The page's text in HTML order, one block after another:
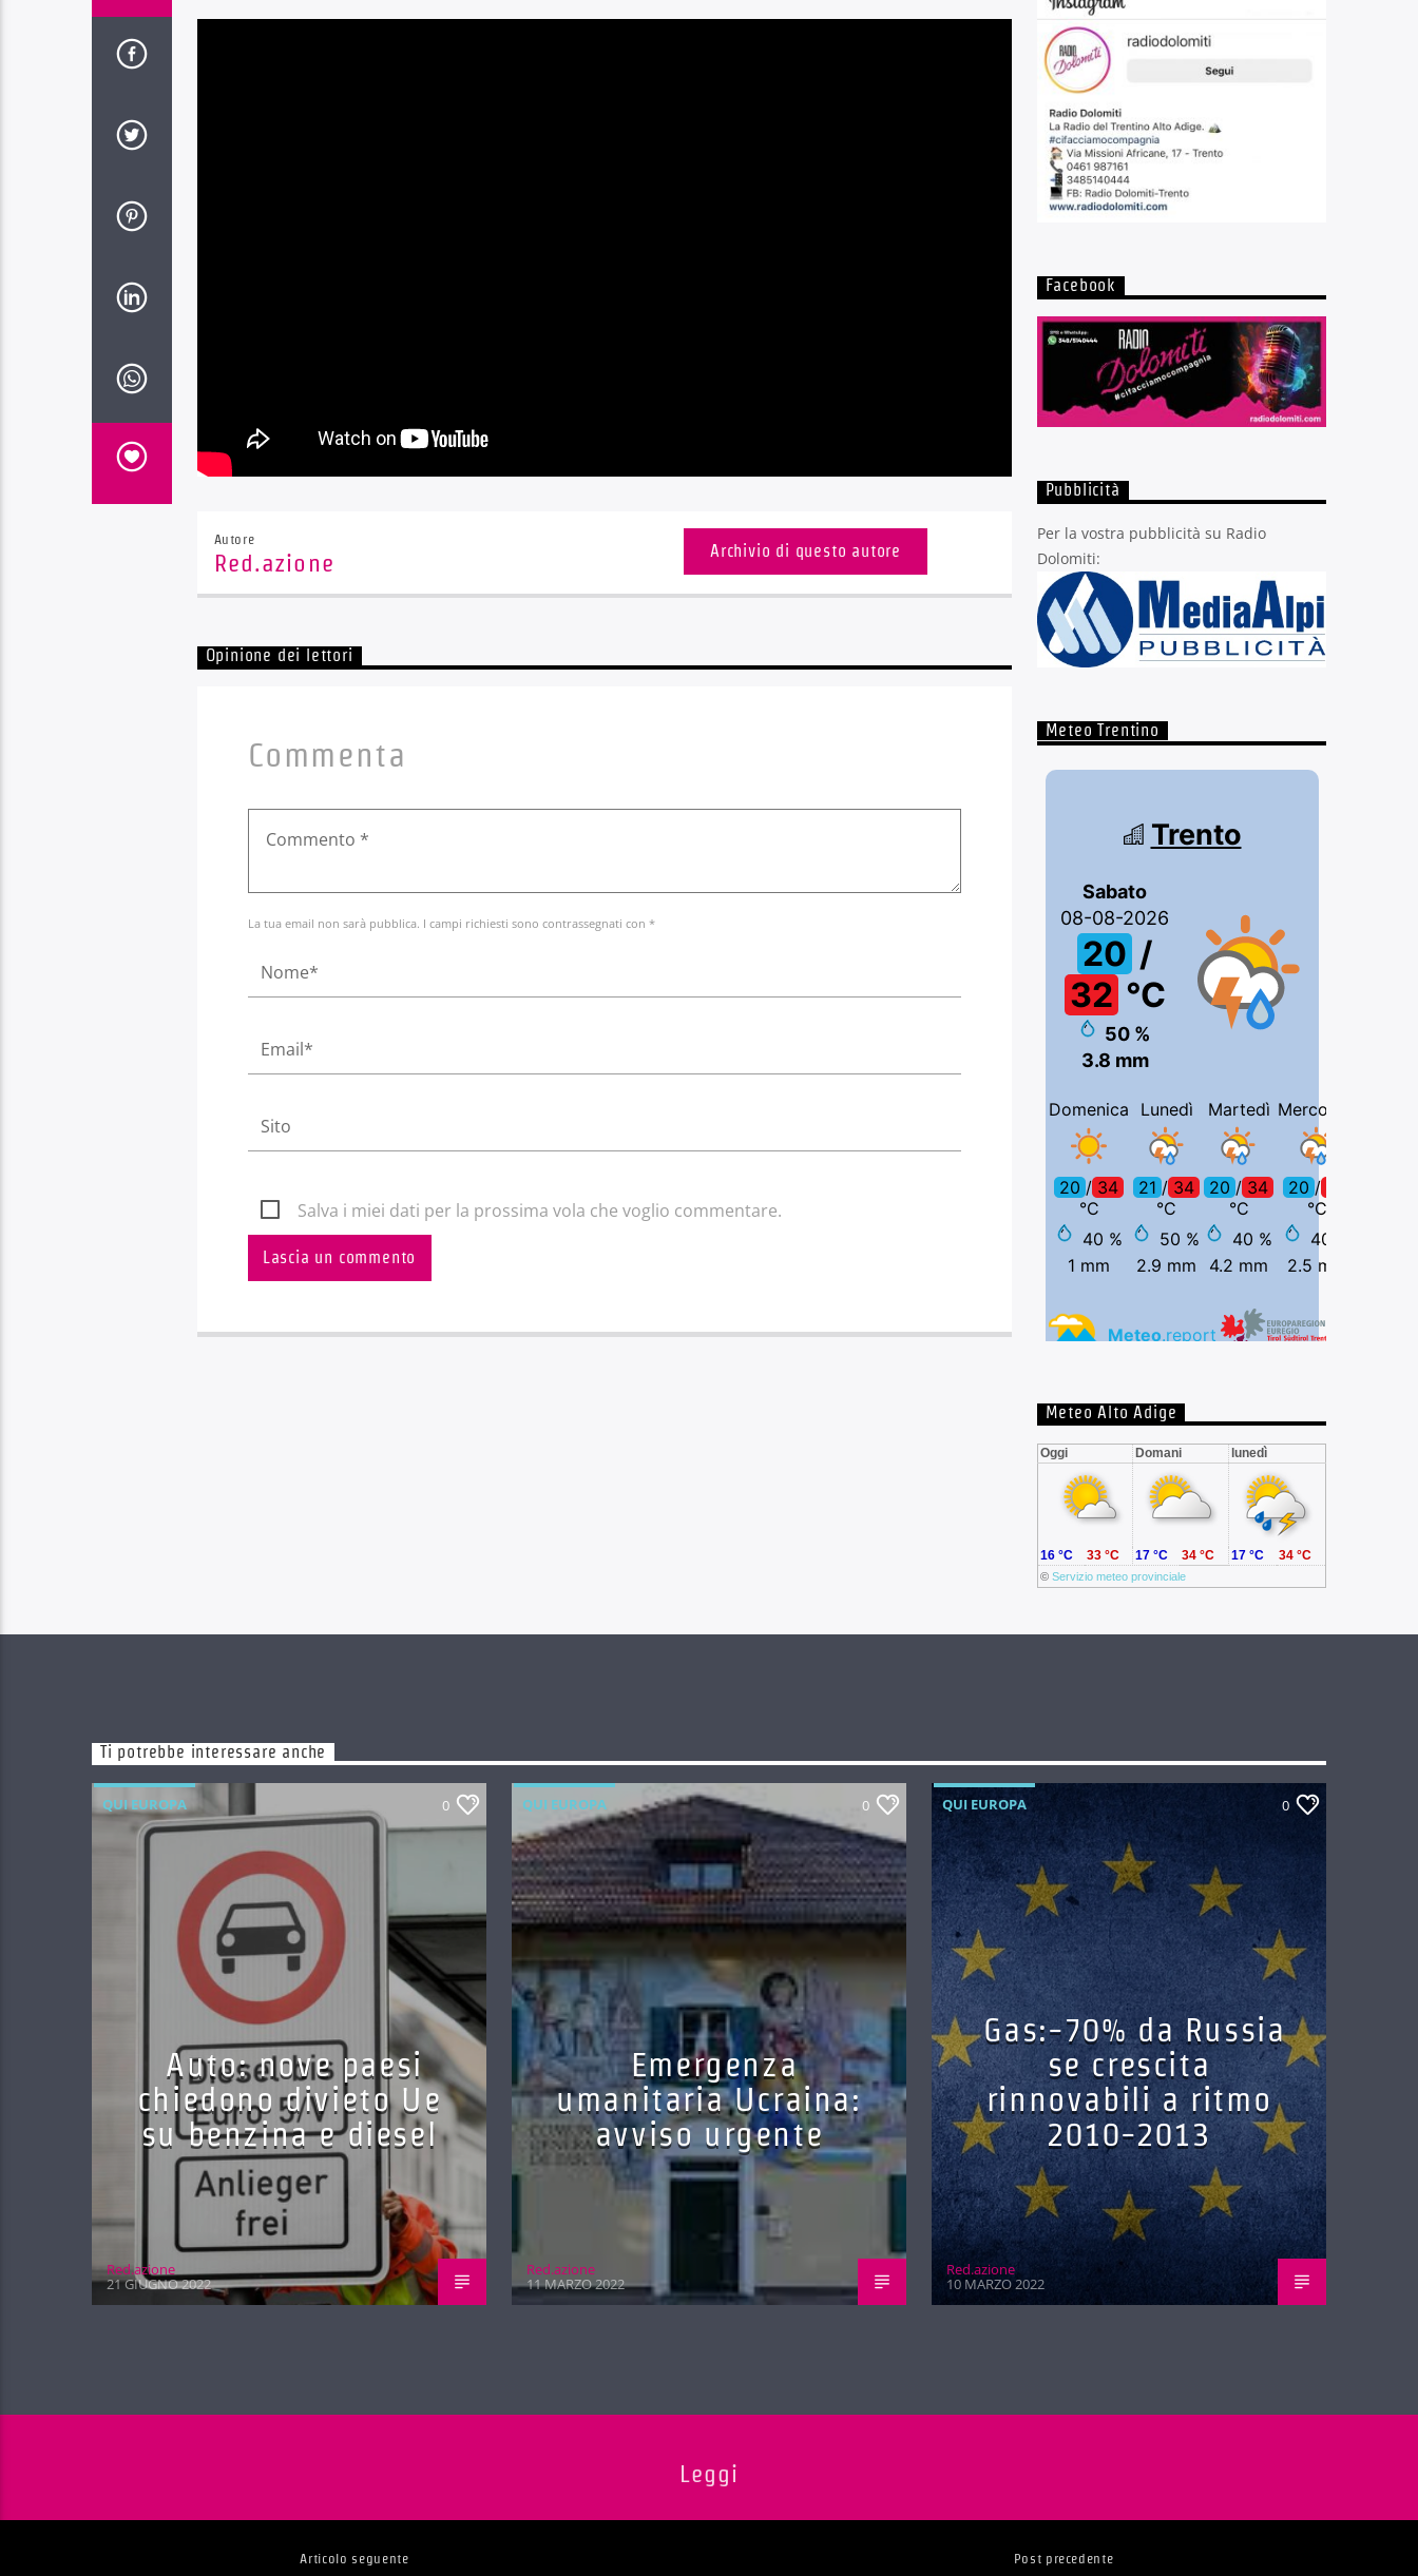
Autore
Red.azione
Archivio di questo autore
Opinione dei lettori
Commenta
La tua email non sarà pubblica. I campi richiesti sono contrassegnati con *
Salva i miei dati per la prossima vola che voglio commentare.
Facebook
Pubblicità
Per la vostra pubblicità su Radio
Dolomiti:
Meteo Trentino
Meteo Alto Adige
Oggi Domani lunedì
© Servizio meteo provinciale
16 °C 33 °C 17 °C 34 °C 17 °C 34 °C
Ti potrebbe interessare anche
QUI EUROPA 0
Auto: nove paesi
chiedono divieto Ue
su benzina e diesel
Red.azione
21 GIUGNO 2022
QUI EUROPA 0
Emergenza
umanitaria Ucraina:
avviso urgente
Red.azione
11 MARZO 2022
QUI EUROPA 0
Gas:-70% da Russia
se crescita
rinnovabili a ritmo
2010-2013
Red.azione
10 MARZO 2022
Leggi
Articolo seguente Post precedente